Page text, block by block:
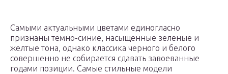
Самыми актуальными цветами единогласно
признаны темно-синие, насыщенные зеленые и
желтые тона, однако классика черного и белого
совершенно не собирается сдавать завоеванные
годами позиции. Самые стильные модели